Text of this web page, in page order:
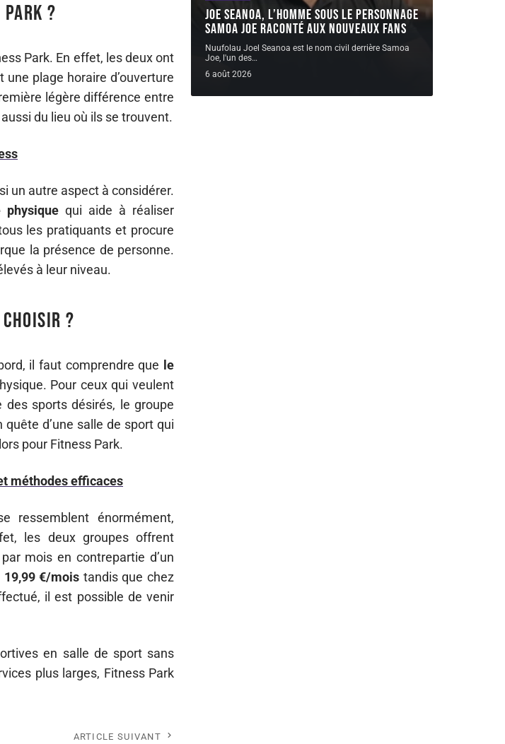
?
Park. En effet, les deux ont
plage horaire d’ouverture
légère différence entre
du lieu où ils se trouvent.
un autre aspect à considérer.
physique qui aide à réaliser
les pratiquants et procure
la présence de personne.
à leur niveau.
?
il faut comprendre que le
Pour ceux qui veulent
sports désirés, le groupe
d’une salle de sport qui
pour Fitness Park.
méthodes efficaces
ressemblent énormément,
les deux groupes offrent
mois en contrepartie d’un
19,99 €/mois tandis que chez
il est possible de venir
en salle de sport sans
plus larges, Fitness Park
ARTICLE SUIVANT
Joe Seanoa, l’homme sous le personnage
Samoa Joe raconté aux nouveaux fans
Nuufolau Joel Seanoa est le nom civil derrière Samoa
Joe, l'un des…
6 août 2026